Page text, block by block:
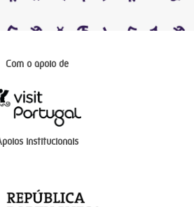
Com o apoio de
institucionais